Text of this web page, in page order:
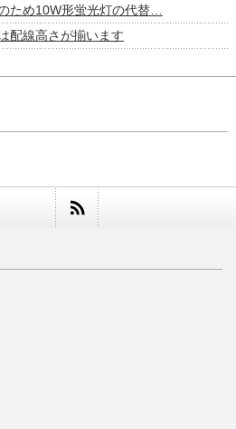
ため10W形蛍光灯の代替…
配線高さが揃います